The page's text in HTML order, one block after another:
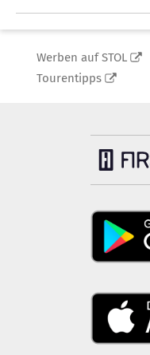
Werben auf STOL
Tourentipps